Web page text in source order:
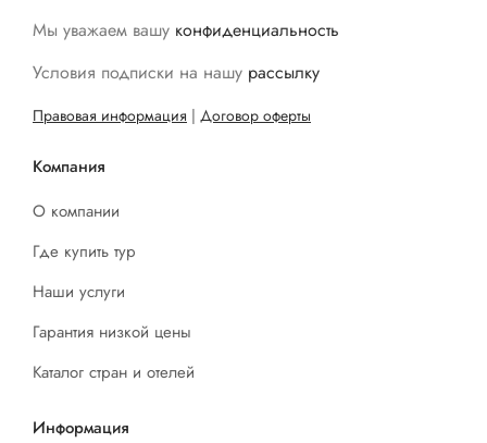
Мы уважаем вашу конфиденциальность
Условия подписки на нашу рассылку
Правовая информация | Договор оферты
Компания
О компании
Где купить тур
Наши услуги
Гарантия низкой цены
Каталог стран и отелей
Информация